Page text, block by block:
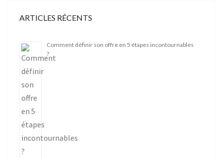
ARTICLES RÉCENTS
Comment définir son offre en 5 étapes incontournables
?